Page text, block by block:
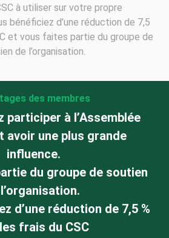
à utiliser sur votre propre
bénéficiez d’une réduction de 7,5
et vous faites partie du groupe de
de l’organisation.
des membres
participer à l’Assemblée
avoir une plus grande
influence.
du groupe de soutien
d’une réduction de 7,5 %
frais du CSC